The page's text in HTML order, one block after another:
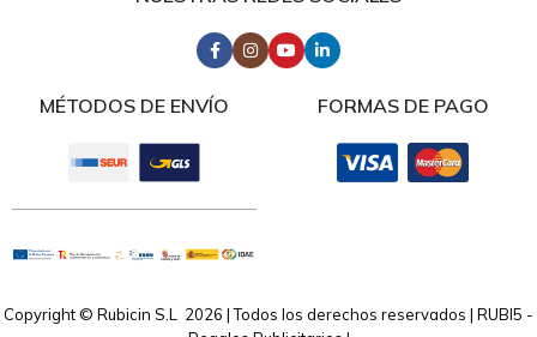
FORMAS DE PAGO
MÉTODOS DE ENVÍO
Copyright © Rubicin S.L 2026 | Todos los derechos reservados | RUBI5 -